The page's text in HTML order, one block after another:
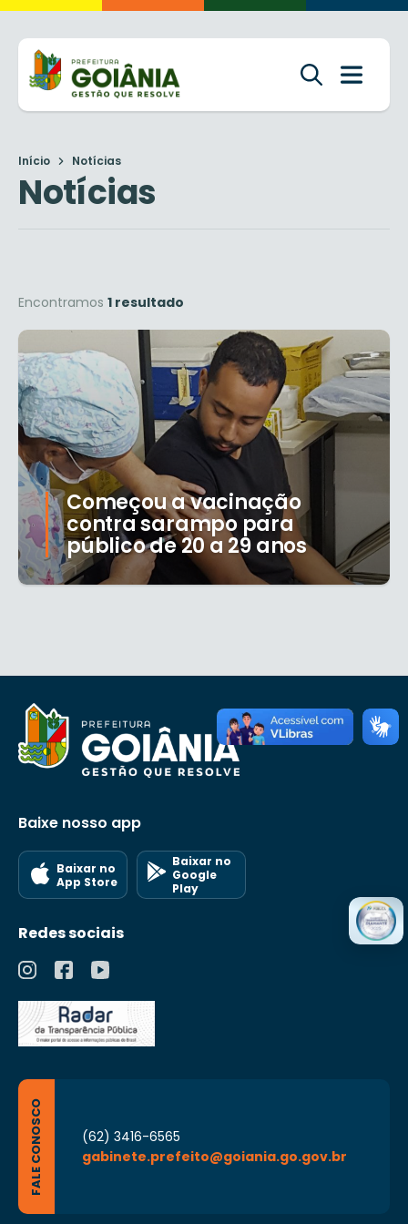
Início Notícias
Notícias
Encontramos 1 resultado
Começou a vacinação
contra sarampo para
público de 20 a 29 anos
Baixe nosso app
Baixar no
App Store
Baixar no
Google
Play
Redes sociais
FALE CONOSCO
(62) 3416-6565
gabinete.prefeito@goiania.go.gov.br